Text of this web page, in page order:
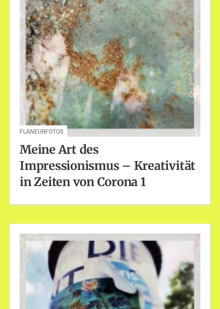
FLANEURFOTOS
Meine Art des
Impressionismus – Kreativität
in Zeiten von Corona 1